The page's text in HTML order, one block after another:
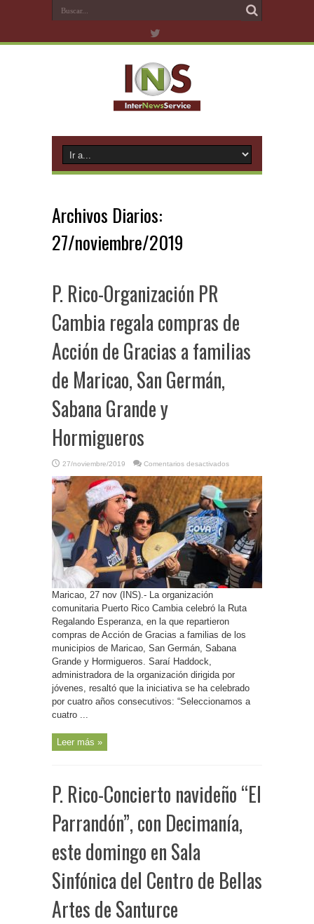
Archivos Diarios:
27/noviembre/2019
P. Rico-Organización PR
Cambia regala compras de
Acción de Gracias a familias
de Maricao, San Germán,
Sabana Grande y
Hormigueros
27/noviembre/2019 Comentarios desactivados
Rico-
Organización
PR
Cambia
regala
compras
de
Acción
de
Gracias
a
familias
de
Maricao,
San
Grande
Hormigueros
Maricao, 27 nov (INS).- La organización
comunitaria Puerto Rico Cambia celebró la Ruta
Regalando Esperanza, en la que repartieron
compras de Acción de Gracias a familias de los
municipios de Maricao, San Germán, Sabana
Grande y Hormigueros. Saraí Haddock,
administradora de la organización dirigida por
jóvenes, resaltó que la iniciativa se ha celebrado
por cuatro años consecutivos: “Seleccionamos a
cuatro ...
Leer más »
P. Rico-Concierto navideño “El
Parrandón”, con Decimanía,
este domingo en Sala
Sinfónica del Centro de Bellas
Artes de Santurce